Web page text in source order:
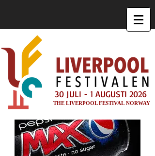
30 JULI - 1 AUGUSTI 2026
THE LIVERPOOL FESTIVAL NORWAY